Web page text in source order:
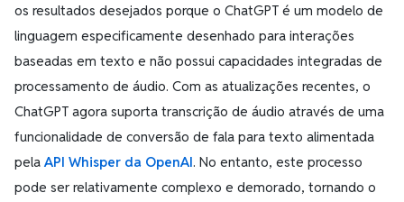
os resultados desejados porque o ChatGPT é um modelo de
linguagem especificamente desenhado para interações
baseadas em texto e não possui capacidades integradas de
processamento de áudio. Com as atualizações recentes, o
ChatGPT agora suporta transcrição de áudio através de uma
funcionalidade de conversão de fala para texto alimentada
pelaAPI Whisper da OpenAI. No entanto, este processo
pode ser relativamente complexo e demorado, tornando o